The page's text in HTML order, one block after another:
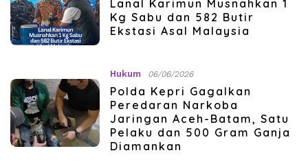
Lanal Karimun Musnahkan 1
Kg Sabu dan 582 Butir
Ekstasi Asal Malaysia
Hukum 06/06/2026
Polda Kepri Gagalkan
Peredaran Narkoba
Jaringan Aceh-Batam, Satu
Pelaku dan 500 Gram Ganja
Diamankan